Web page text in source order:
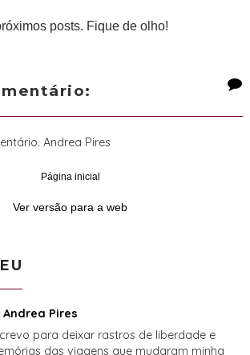
posts. Fique de olho!
Andrea Pires
Página inicial
Ver versão para a web
Andrea Pires
para deixar rastros de liberdade e
das viagens que mudaram minha